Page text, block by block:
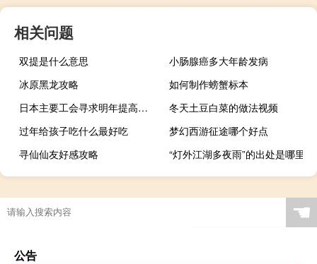
相关问题
双提是什么意思
小肠腺癌多大年龄发病
冰原黑龙攻略
如何制作螃蟹标本
日本主要工会寻求明年提高加薪幅度
冬天土豆白菜的做法视频
过年给孩子吃什么最好吃
梦幻西游征途哪个好点
寻仙仙友好感攻略
“灯外江湖多夜雨”的出处是哪里
☚
公告